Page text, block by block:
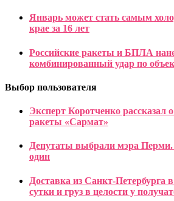
Январь может стать самым
крае за 16 лет
Российские ракеты и БПЛА
комбинированный удар по
Выбор пользователя
Эксперт Коротченко рассказал
ракеты «Сармат»
Депутаты выбрали мэра
один
Доставка из Санкт-Петербурга
сутки и груз в целости у